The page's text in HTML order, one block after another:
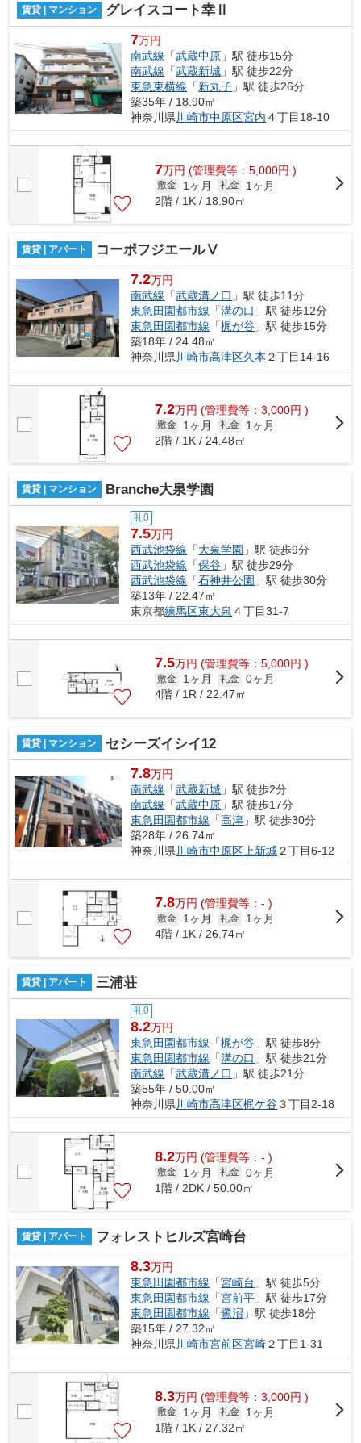
賃貸 | マンション グレイスコート幸Ⅱ
7万円
南武線 「武蔵中原 」駅 徒歩15分
南武線 「武蔵新城 」駅 徒歩22分
東急東横線 「新丸子 」駅 徒歩26分
築35年 / 18.90㎡
神奈川県川崎市中原区宮内 ４丁目18-10
7万円 (管理費等：5,000円 )
敷金 1ヶ月 礼金
1ヶ月
2階 / 1K / 18.90㎡
賃貸 | アパート コーポフジエールⅤ
7.2万円
南武線 「武蔵溝ノ口 」駅 徒歩11分
東急田園都市線 「溝の口 」駅 徒歩12分
東急田園都市線 「梶が谷 」駅 徒歩15分
築18年 / 24.48㎡
神奈川県 川崎市高津区久本 ２丁目14-16
7.2万円 (管理費等：3,000円 )
敷金 1ヶ月 礼金
1ヶ月
2階 / 1K / 24.48㎡
賃貸 | マンション Branche大泉学園
礼0
7.5万円
西武池袋線 「大泉学園 」駅 徒歩9分
西武池袋線 「保谷 」駅 徒歩29分
西武池袋線 「石神井公園 」駅 徒歩30分
築13年 / 22.47㎡
東京都練馬区東大泉 ４丁目31-7
7.5万円 (管理費等：5,000円 )
敷金 1ヶ月 礼金 0ヶ月
4階 / 1R / 22.47㎡
賃貸 | マンション セシーズイシイ12
7.8万円
南武線 「武蔵新城 」駅 徒歩2分
南武線 「武蔵中原 」駅 徒歩17分
東急田園都市線 「高津 」駅 徒歩30分
築28年 / 26.74㎡
神奈川県 川崎市中原区 上新城２丁目6-12
7.8万円 (管理費等：- )
敷金 1ヶ月 礼金
1ヶ月
4階 / 1K / 26.74㎡
賃貸 | アパート 三浦荘
礼0
8.2万円
東急田園都市線 「梶が谷 」駅 徒歩8分
東急田園都市線 「溝の口 」駅 徒歩21分
南武線 「武蔵溝ノ口 」駅 徒歩21分
築55年 / 50.00㎡
神奈川県川崎市高津区梶ケ谷３丁目2-18
8.2万円 (管理費等：- )
敷金 1ヶ月 礼金 0ヶ月
1階 / 2DK / 50.00㎡
賃貸 | アパート フォレストヒルズ宮崎台
8.3万円
東急田園都市線 「宮崎台 」駅 徒歩5分
東急田園都市線 「宮前平 」駅 徒歩17分
東急田園都市線 「鷺沼 」駅 徒歩18分
築15年 / 27.32㎡
神奈川県 川崎市宮前区宮崎２丁目1-31
8.3万円 (管理費等：3,000円 )
敷金 1ヶ月 礼金
1ヶ月
1階 / 1K / 27.32㎡